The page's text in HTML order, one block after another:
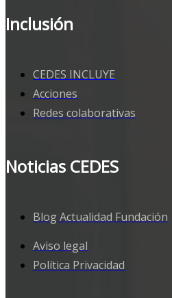
Inclusión
CEDES INCLUYE
Acciones
Redes colaborativas
Noticias CEDES
Blog Actualidad Fundación
Aviso legal
Política Privacidad